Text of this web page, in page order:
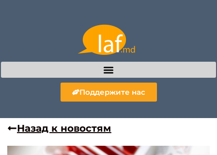
Поддержите нас
Назад к новостям